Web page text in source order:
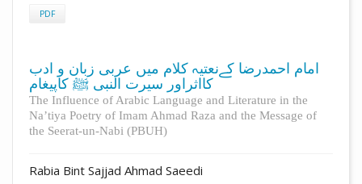
PDF
امام احمدرضا کےنعتیہ کلام میں عربی زبان و ادب
کااثراور سیرت النبی ﷺ کاپیغام
The Influence of Arabic Language and Literature in the
Na’tiya Poetry of Imam Ahmad Raza and the Message of
the Seerat-un-Nabi (PBUH)
Rabia Bint Sajjad Ahmad Saeedi